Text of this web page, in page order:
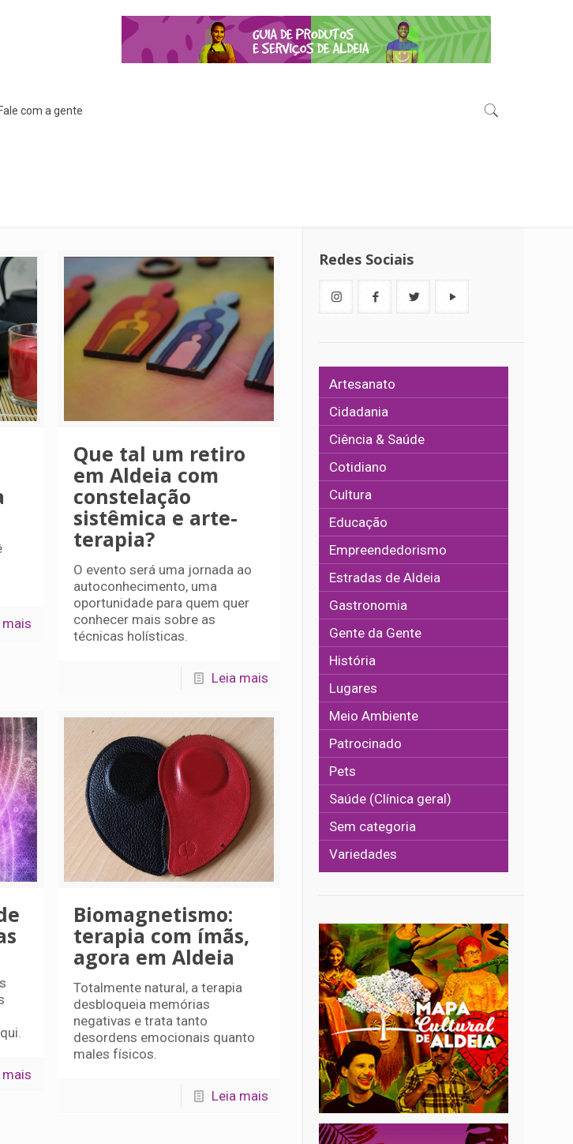
Fale com a gente
mais
Que tal um retiro
em Aldeia com
constelação
sistêmica e arte-
terapia?
O evento será uma jornada ao
autoconhecimento, uma
oportunidade para quem quer
conhecer mais sobre as
técnicas holísticas.
Leia mais
mais
Biomagnetismo:
terapia com ímãs,
agora em Aldeia
Totalmente natural, a terapia
desbloqueia memórias
negativas e trata tanto
desordens emocionais quanto
males físicos.
Leia mais
Redes Sociais
Artesanato
Cidadania
Ciência & Saúde
Cotidiano
Cultura
Educação
Empreendedorismo
Estradas de Aldeia
Gastronomia
Gente da Gente
História
Lugares
Meio Ambiente
Patrocinado
Pets
Saúde (Clínica geral)
Sem categoria
Variedades